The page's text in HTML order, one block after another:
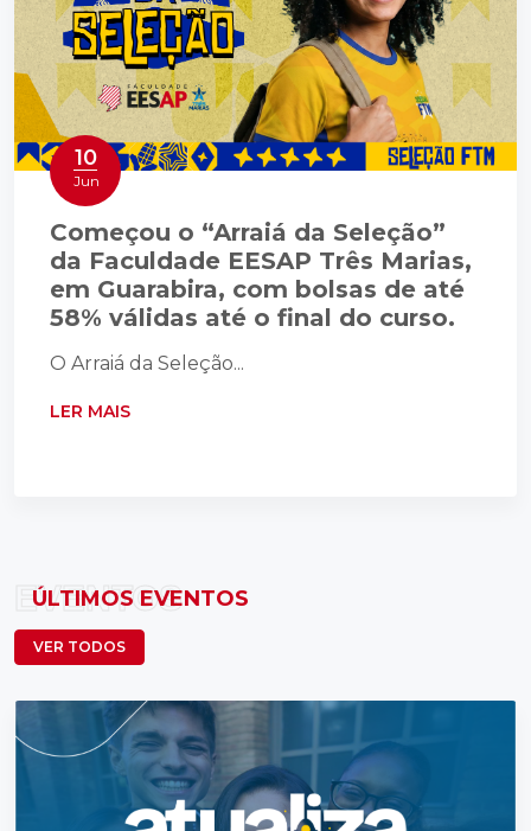
10
Jun
Começou o “Arraiá da Seleção”
da Faculdade EESAP Três Marias,
em Guarabira, com bolsas de até
58% válidas até o final do curso.
O Arraiá da Seleção...
LER MAIS
ÚLTIMOS EVENTOS
EVENTOS
VER TODOS